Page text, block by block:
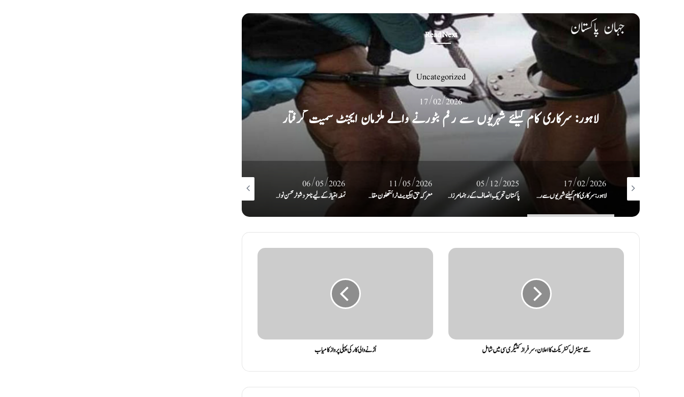
Read Next
Uncategorized
17/02/2026
لاہور: سرکاری کام کیلئے شہریوں سے رقم بٹورنے والے ملزمان ایجنٹ سمیت گرفتار
17/02/2026
لاہور: سرکاری کام کیلئے شہریوں سے رقم بٹورنے والے ملزمان ایجنٹ سمیت گرفتار
05/12/2025
پاکستان تحریکِ انصاف کے رہنما مرزا شہزاد اکبر اشتہاری قرار، وارنٹ گرفتاری جاری
11/05/2026
معرکہ حق ایکیویٹ ٹرائتھلون مقابلے اختتام پذیر , انفرادی کیٹگری شاہریز خان، ٹیم ایونٹ آرمی نے جیت لیا
06/05/2026
تمغہ امتیاز کے لیے نامزد شوٹر محسن نواز کو پی ایس ایل کی اختتامی تقریب میں خراجِ تحسین
04/03/2026
نئے سینٹرل کنٹریکٹ کا اعلان، سرفراز کٹیگری سی میں شامل اُڑنے والی کار کی پہلی پرواز کامیاب